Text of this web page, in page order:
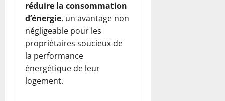
réduire la consommation
d’énergie, un avantage non
négligeable pour les
propriétaires soucieux de
la performance
énergétique de leur
logement.